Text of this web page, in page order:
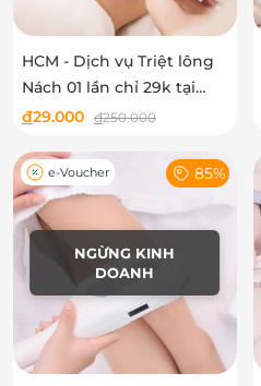
HCM - Dịch vụ Triệt lông
Nách 01 lần chỉ 29k tại
Viện Thẩm Mỹ Ladova
đ29.000 đ250.000
NGỪNG KINH
DOANH
e-Voucher 85%